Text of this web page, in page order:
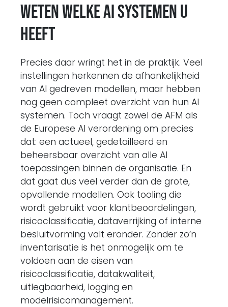
Weten welke AI systemen u
heeft
Precies daar wringt het in de praktijk. Veel
instellingen herkennen de afhankelijkheid
van AI gedreven modellen, maar hebben
nog geen compleet overzicht van hun AI
systemen. Toch vraagt zowel de AFM als
de Europese AI verordening om precies
dat: een actueel, gedetailleerd en
beheersbaar overzicht van alle AI
toepassingen binnen de organisatie. En
dat gaat dus veel verder dan de grote,
opvallende modellen. Ook tooling die
wordt gebruikt voor klantbeoordelingen,
risicoclassificatie, dataverrijking of interne
besluitvorming valt eronder. Zonder zo’n
inventarisatie is het onmogelijk om te
voldoen aan de eisen van
risicoclassificatie, datakwaliteit,
uitlegbaarheid, logging en
modelrisicomanagement.